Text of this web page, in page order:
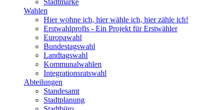
Stadtmarke
Wahlen
Hier wohne ich, hier wähle ich, hier zähle ich!
Erstwahlprofis - Ein Projekt für Erstwähler
Europawahl
Bundestagswahl
Landtagswahl
Kommunalwahlen
Integrationsratswahl
Abteilungen
Standesamt
Stadtplanung